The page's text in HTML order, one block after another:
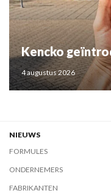
Kencko
4 augustus 2026
NIEUWS
FORMULES
ONDERNEMERS
FABRIKANTEN